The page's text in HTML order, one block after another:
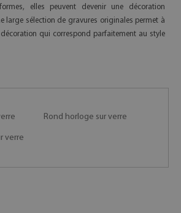
elles peuvent devenir une décoration
large sélection de gravures originales permet à
qui correspond parfaitement au style
Rond horloge sur verre
verre